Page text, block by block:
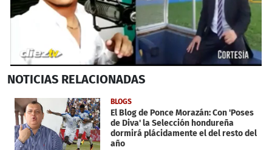
seconds
7
minutes,
24
seconds
NOTICIAS RELACIONADAS
BLOGS
El Blog de Ponce Morazán: Con 'Poses
de Diva' la Selección hondureña
dormirá plácidamente el del resto del
año